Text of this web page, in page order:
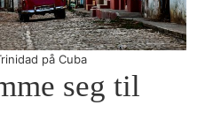
på Cuba
seg til